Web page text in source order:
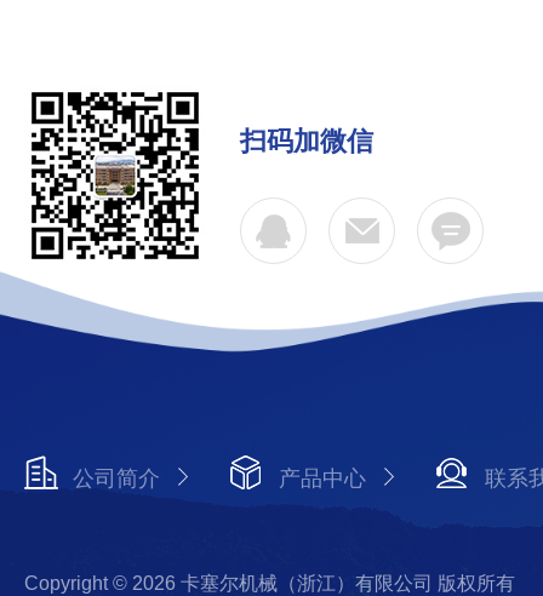
扫码加微信
公司简介 产品中心 联系
Copyright © 2026 卡塞尔机械（浙江）有限公司 版权所有